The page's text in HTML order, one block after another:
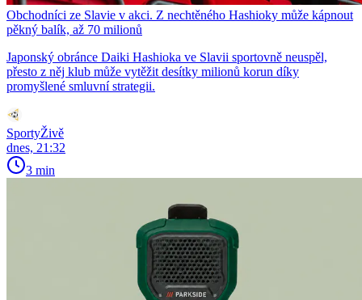
Obchodníci ze Slavie v akci. Z nechtěného Hashioky může kápnout
pěkný balík, až 70 milionů
Japonský obránce Daiki Hashioka ve Slavii sportovně neuspěl,
přesto z něj klub může vytěžit desítky milionů korun díky
promyšlené smluvní strategii.
SportyŽivě
dnes, 21:32
3 min